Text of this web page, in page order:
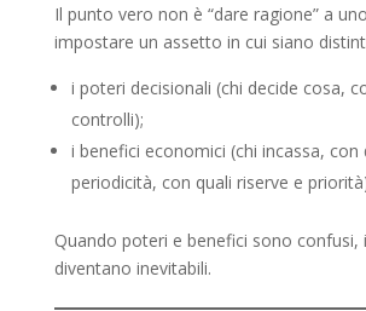
Il punto vero non è “dare ragione” a
impostare un assetto in cui siano
i poteri decisionali (chi decide cosa,
controlli);
i benefici economici (chi incassa, con
periodicità, con quali riserve e
Quando poteri e benefici sono confusi,
diventano inevitabili.